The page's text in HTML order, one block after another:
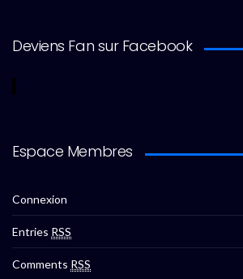
Deviens Fan sur Facebook
Espace Membres
Connexion
Entries RSS
Comments RSS